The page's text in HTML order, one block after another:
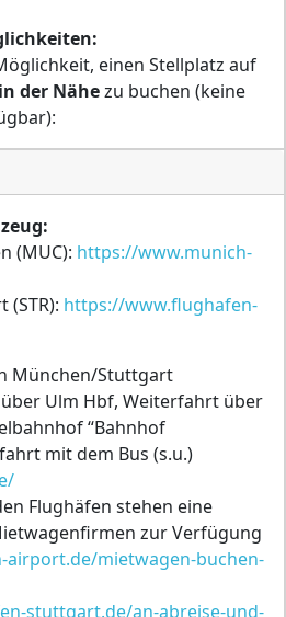
einen Stellplatz auf
der Nähezu buchen (keine
(MUC): https://www.munich-
https://www.flughafen-
München/Stuttgart
Ulm Hbf, Weiterfahrt über
“Bahnhof
mit dem Bus (s.u.)
Flughäfen stehen eine
zur Verfügung
mietwagen-buchen-
stuttgart.de/an-abreise-und-